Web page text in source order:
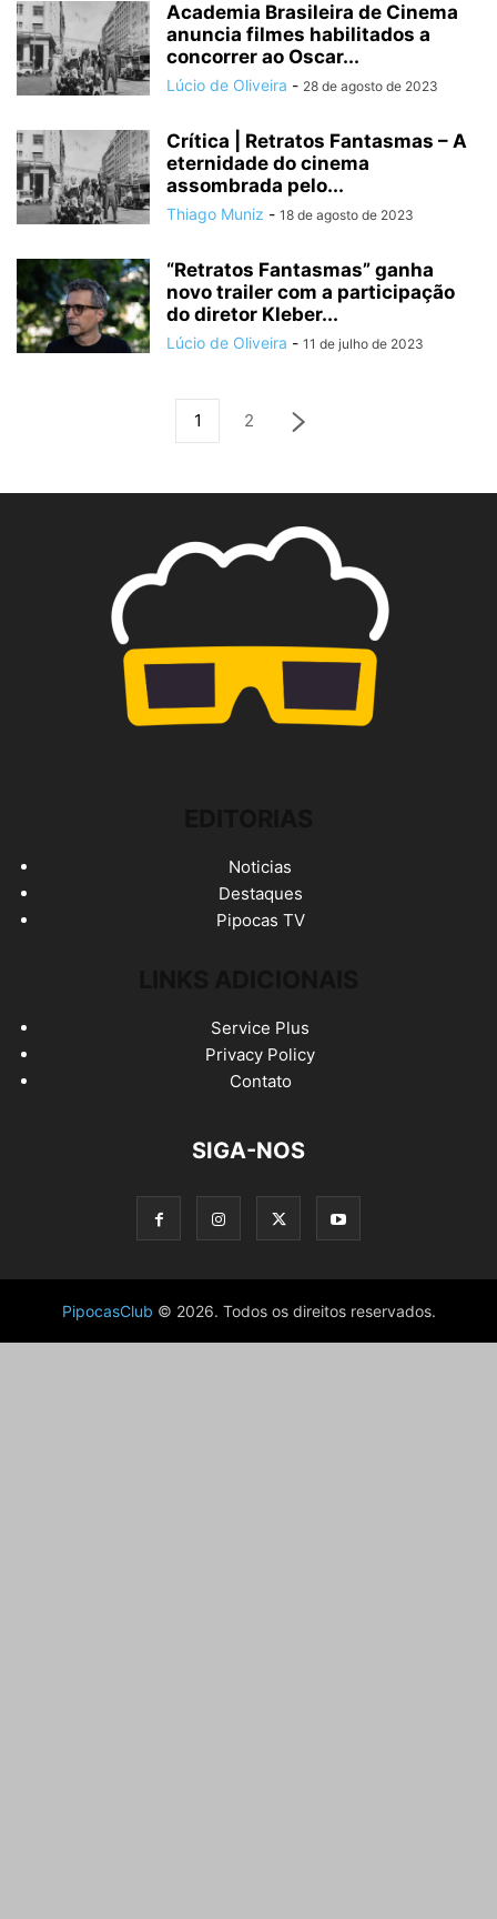
Academia Brasileira de Cinema
anuncia filmes habilitados a
concorrer ao Oscar...
Lúcio de Oliveira - 28 de agosto de 2023
Crítica | Retratos Fantasmas – A
eternidade do cinema
assombrada pelo...
Thiago Muniz - 18 de agosto de 2023
“Retratos Fantasmas” ganha
novo trailer com a participação
do diretor Kleber...
Lúcio de Oliveira - 11 de julho de 2023
1 2
Noticias
Destaques
Pipocas TV
Service Plus
Privacy Policy
Contato
SIGA-NOS
PipocasClub © 2026. Todos os direitos reservados.